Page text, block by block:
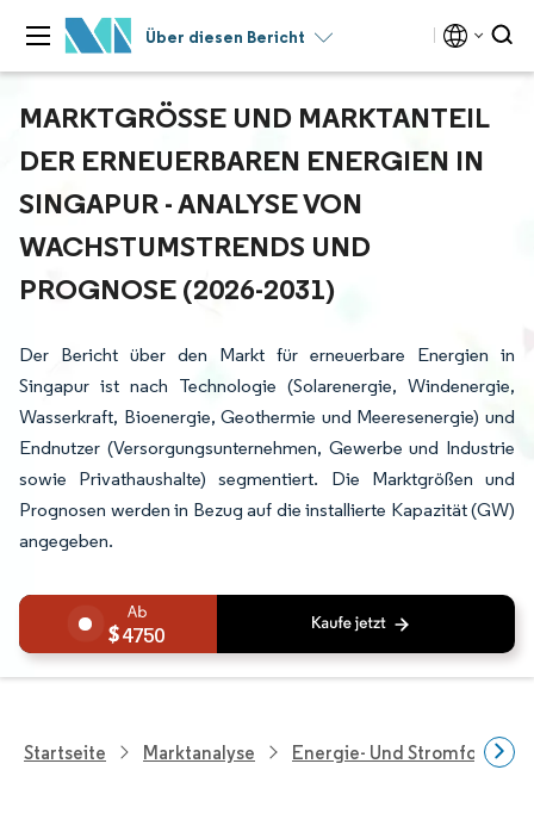
Über diesen Bericht
MARKTGRÖSSE UND MARKTANTEIL D
ER ERNEUERBAREN ENERGIEN IN S
INGAPUR - ANALYSE VON W
ACHSTUMSTRENDS UND P
ROGNOSE (2026-2031)
Der Bericht über den Markt für erneuerbare Energien in
Singapur ist nach Technologie (Solarenergie, Windenergie,
Wasserkraft, Bioenergie, Geothermie und Meeresenergie) und
Endnutzer (Versorgungsunternehmen, Gewerbe und Industrie
sowie Privathaushalte) segmentiert. Die Marktgrößen und
Prognosen werden in Bezug auf die installierte Kapazität (GW)
angegeben.
4750
Startseite Marktanalyse Energie- Und